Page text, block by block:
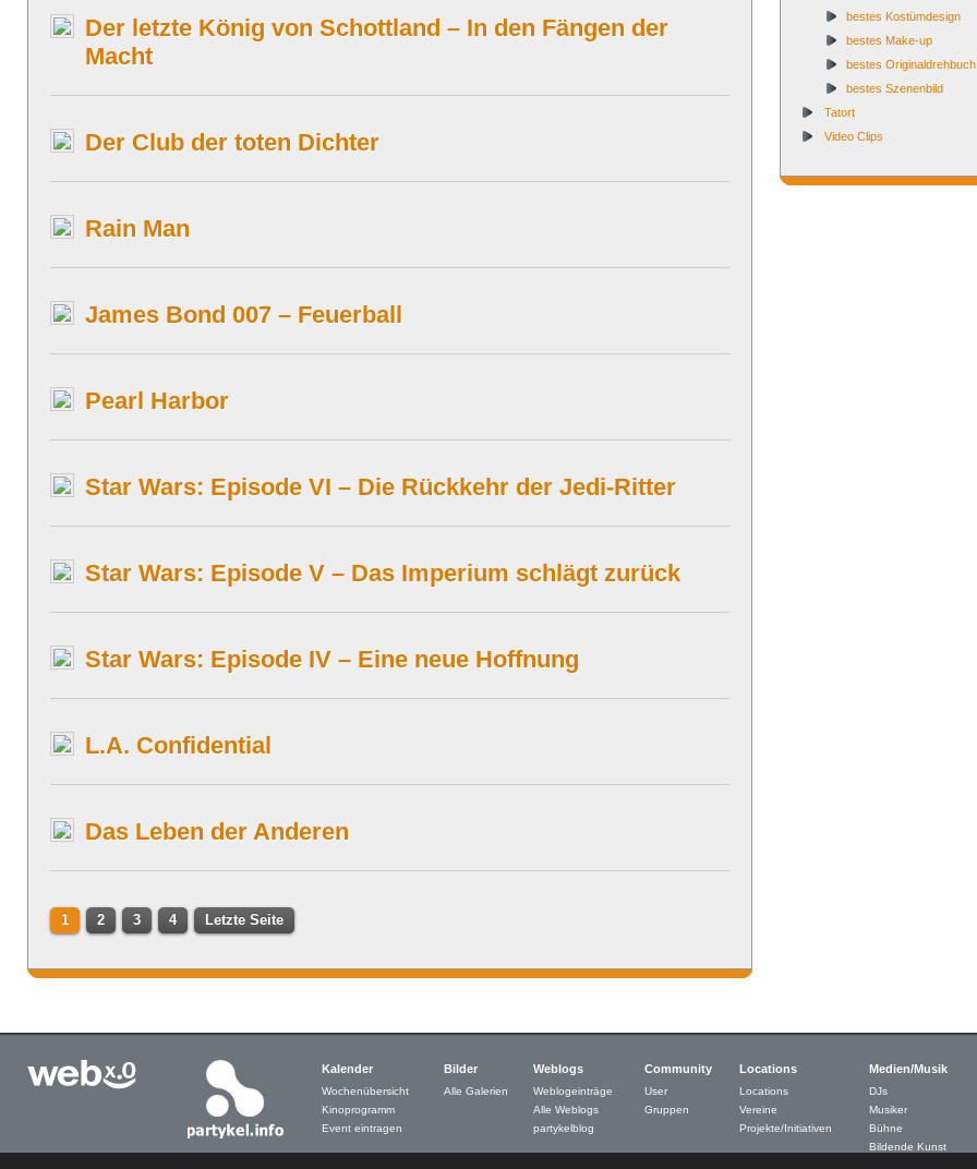
Der letzte König von Schottland – In den Fängen der
Macht
Der Club der toten Dichter
Rain Man
James Bond 007 – Feuerball
Pearl Harbor
Star Wars: Episode VI – Die Rückkehr der Jedi-Ritter
Star Wars: Episode V – Das Imperium schlägt zurück
Star Wars: Episode IV – Eine neue Hoffnung
L.A. Confidential
Das Leben der Anderen
1 2 3 4 Letzte Seite
bestes Kostümdesign
bestes Make-up
bestes Originaldrehbuch
bestes Szenenbild
Tatort
Video Clips
Kalender
Wochenübersicht
Kinoprogramm
Event eintragen
Bilder
Alle Galerien
Weblogs
Weblogeinträge
Alle Weblogs
partykelblog
Community
User
Gruppen
Locations
Locations
Vereine
Projekte/Initiativen
Medien/Musik
DJs
Musiker
Bühne
Bildende Kunst